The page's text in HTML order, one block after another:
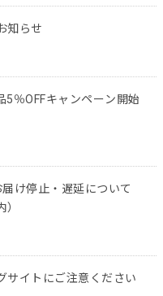
知らせ
％OFFキャンペーン開始
け停止・遅延について
サイトにご注意ください